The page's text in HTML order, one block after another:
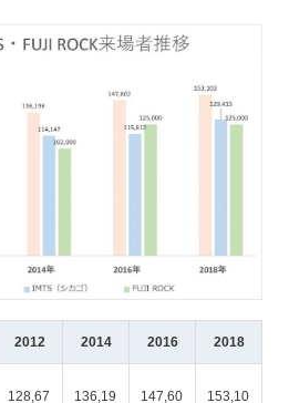
2012 2014 2016 2018
128,67
136,19
147,60
153,10